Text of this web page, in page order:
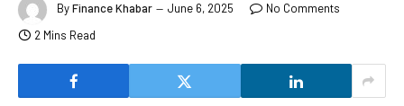
ByFinance Khabar June 6, 2025
No Comments
2 Mins Read